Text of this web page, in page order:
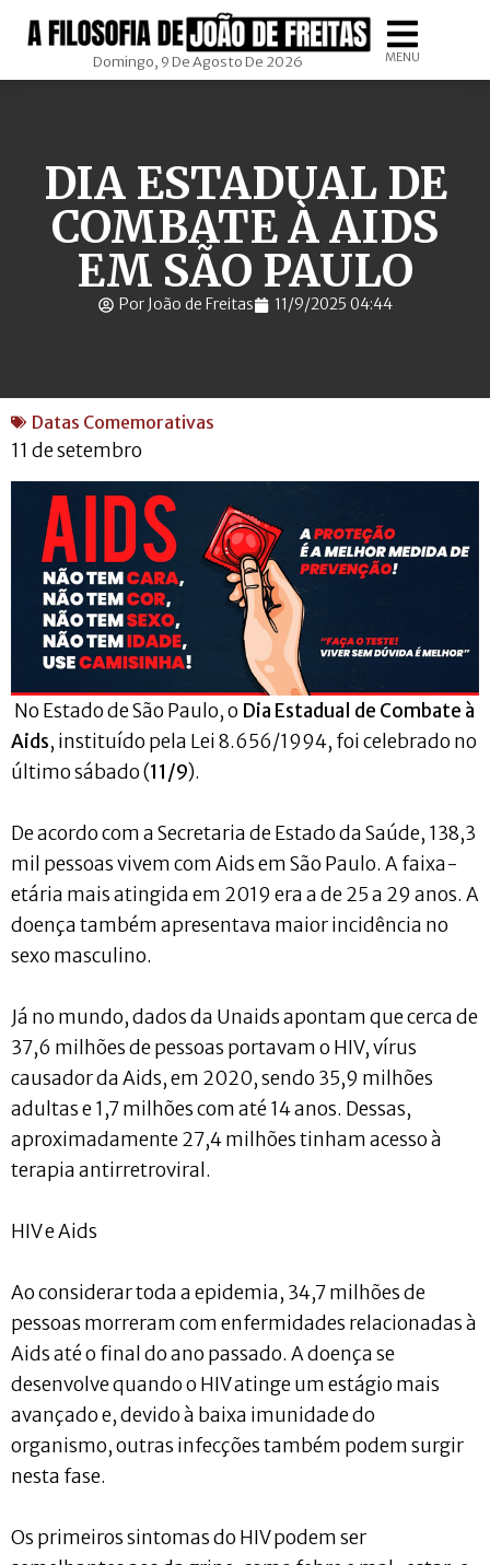
Domingo, 9 De Agosto De 2026 MENU
DIA ESTADUAL DE
COMBATE À AIDS
EM SÃO PAULO
Por João de Freitas 11/9/2025 04:44
Datas Comemorativas
11 de setembro
No Estado de São Paulo, o Dia Estadual de Combate à
Aids, instituído pela Lei 8.656/1994, foi celebrado no
último sábado (11/9).
De acordo com a Secretaria de Estado da Saúde, 138,3
mil pessoas vivem com Aids em São Paulo. A faixa-
etária mais atingida em 2019 era a de 25 a 29 anos. A
doença também apresentava maior incidência no
sexo masculino.
Já no mundo, dados da Unaids apontam que cerca de
37,6 milhões de pessoas portavam o HIV, vírus
causador da Aids, em 2020, sendo 35,9 milhões
adultas e 1,7 milhões com até 14 anos. Dessas,
aproximadamente 27,4 milhões tinham acesso à
terapia antirretroviral.
HIV e Aids
Ao considerar toda a epidemia, 34,7 milhões de
pessoas morreram com enfermidades relacionadas à
Aids até o final do ano passado. A doença se
desenvolve quando o HIV atinge um estágio mais
avançado e, devido à baixa imunidade do
organismo, outras infecções também podem surgir
nesta fase.
Os primeiros sintomas do HIV podem ser